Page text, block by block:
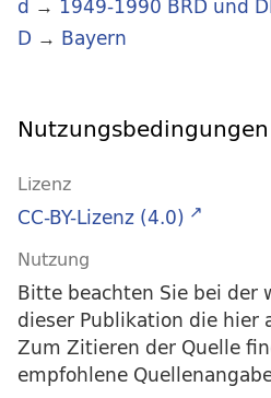
d → 1949-1990 BRD und
D → Bayern
Nutzungsbedingungen
Lizenz
CC-BY-Lizenz (4.0)
Nutzung
Bitte beachten Sie bei der
dieser Publikation die hier
Zum Zitieren der Quelle
empfohlene